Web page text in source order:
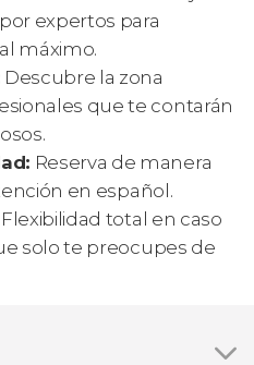
expertos para
máximo.
Descubre la zona
que te contarán
Reserva de manera
en español.
Flexibilidad total en caso
solo te preocupes de